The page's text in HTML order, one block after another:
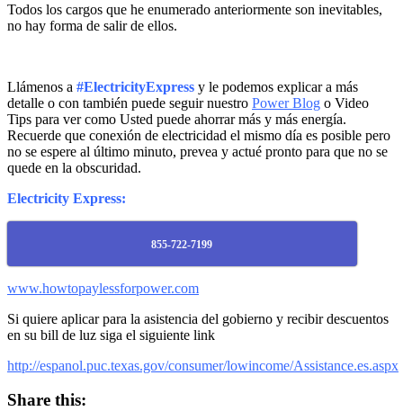
Todos los cargos que he enumerado anteriormente son inevitables,
no hay forma de salir de ellos.
Llámenos a #ElectricityExpress y le podemos explicar a más
detalle o con también puede seguir nuestro Power Blog o Video
Tips para ver como Usted puede ahorrar más y más energía.
Recuerde que conexión de electricidad el mismo día es posible pero
no se espere al último minuto, prevea y actué pronto para que no se
quede en la obscuridad.
Electricity Express:
855-722-7199
www.howtopaylessforpower.com
Si quiere aplicar para la asistencia del gobierno y recibir descuentos
en su bill de luz siga el siguiente link
http://espanol.puc.texas.gov/consumer/lowincome/Assistance.es.aspx
Share this: